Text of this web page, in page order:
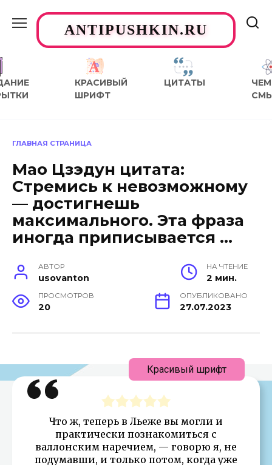
содержаниюANTIPUSHKIN.RU
КРАСИВЫЙ
ШРИФТ
ЦИТАТЫ
ЧЕМ
ГЛАВНАЯ СТРАНИЦА
Мао Цзэдун цитата:
Стремись к невозможному
— достигнешь
максимального. Эта фраза
иногда приписывается …
АВТОР
usovanton
НА ЧТЕНИЕ
2 мин.
ПРОСМОТРОВ
20
ОПУБЛИКОВАНО
27.07.2023
Что ж, теперь в Льеже вы могли и
практически познакомиться с
валлонским наречием, — говорю я, не
подумавши, и только потом, когда уже
Красивый шрифт